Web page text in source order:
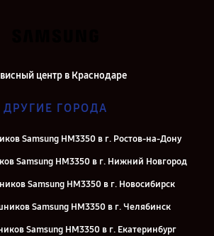
центр в Краснодаре
ДРУГИЕ ГОРОДА
Samsung HM3350 в г. Ростов-на-Дону
Samsung HM3350 в г. Нижний Новгород
Samsung HM3350 в г. Новосибирск
Samsung HM3350 в г. Челябинск
Samsung HM3350 в г. Екатеринбург